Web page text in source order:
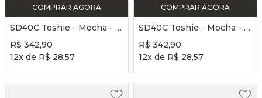
COMPRAR AGORA
SD40C Toshie - Mocha - B - FR - Sapatilha de Ponta LONA STRETCH
R$ 342,90
12x de R$ 28,57
COMPRAR AGORA
SD40C Toshie - Mocha - E - FX - Sapatilha de Ponta LONA STRETCH
R$ 342,90
12x de R$ 28,57